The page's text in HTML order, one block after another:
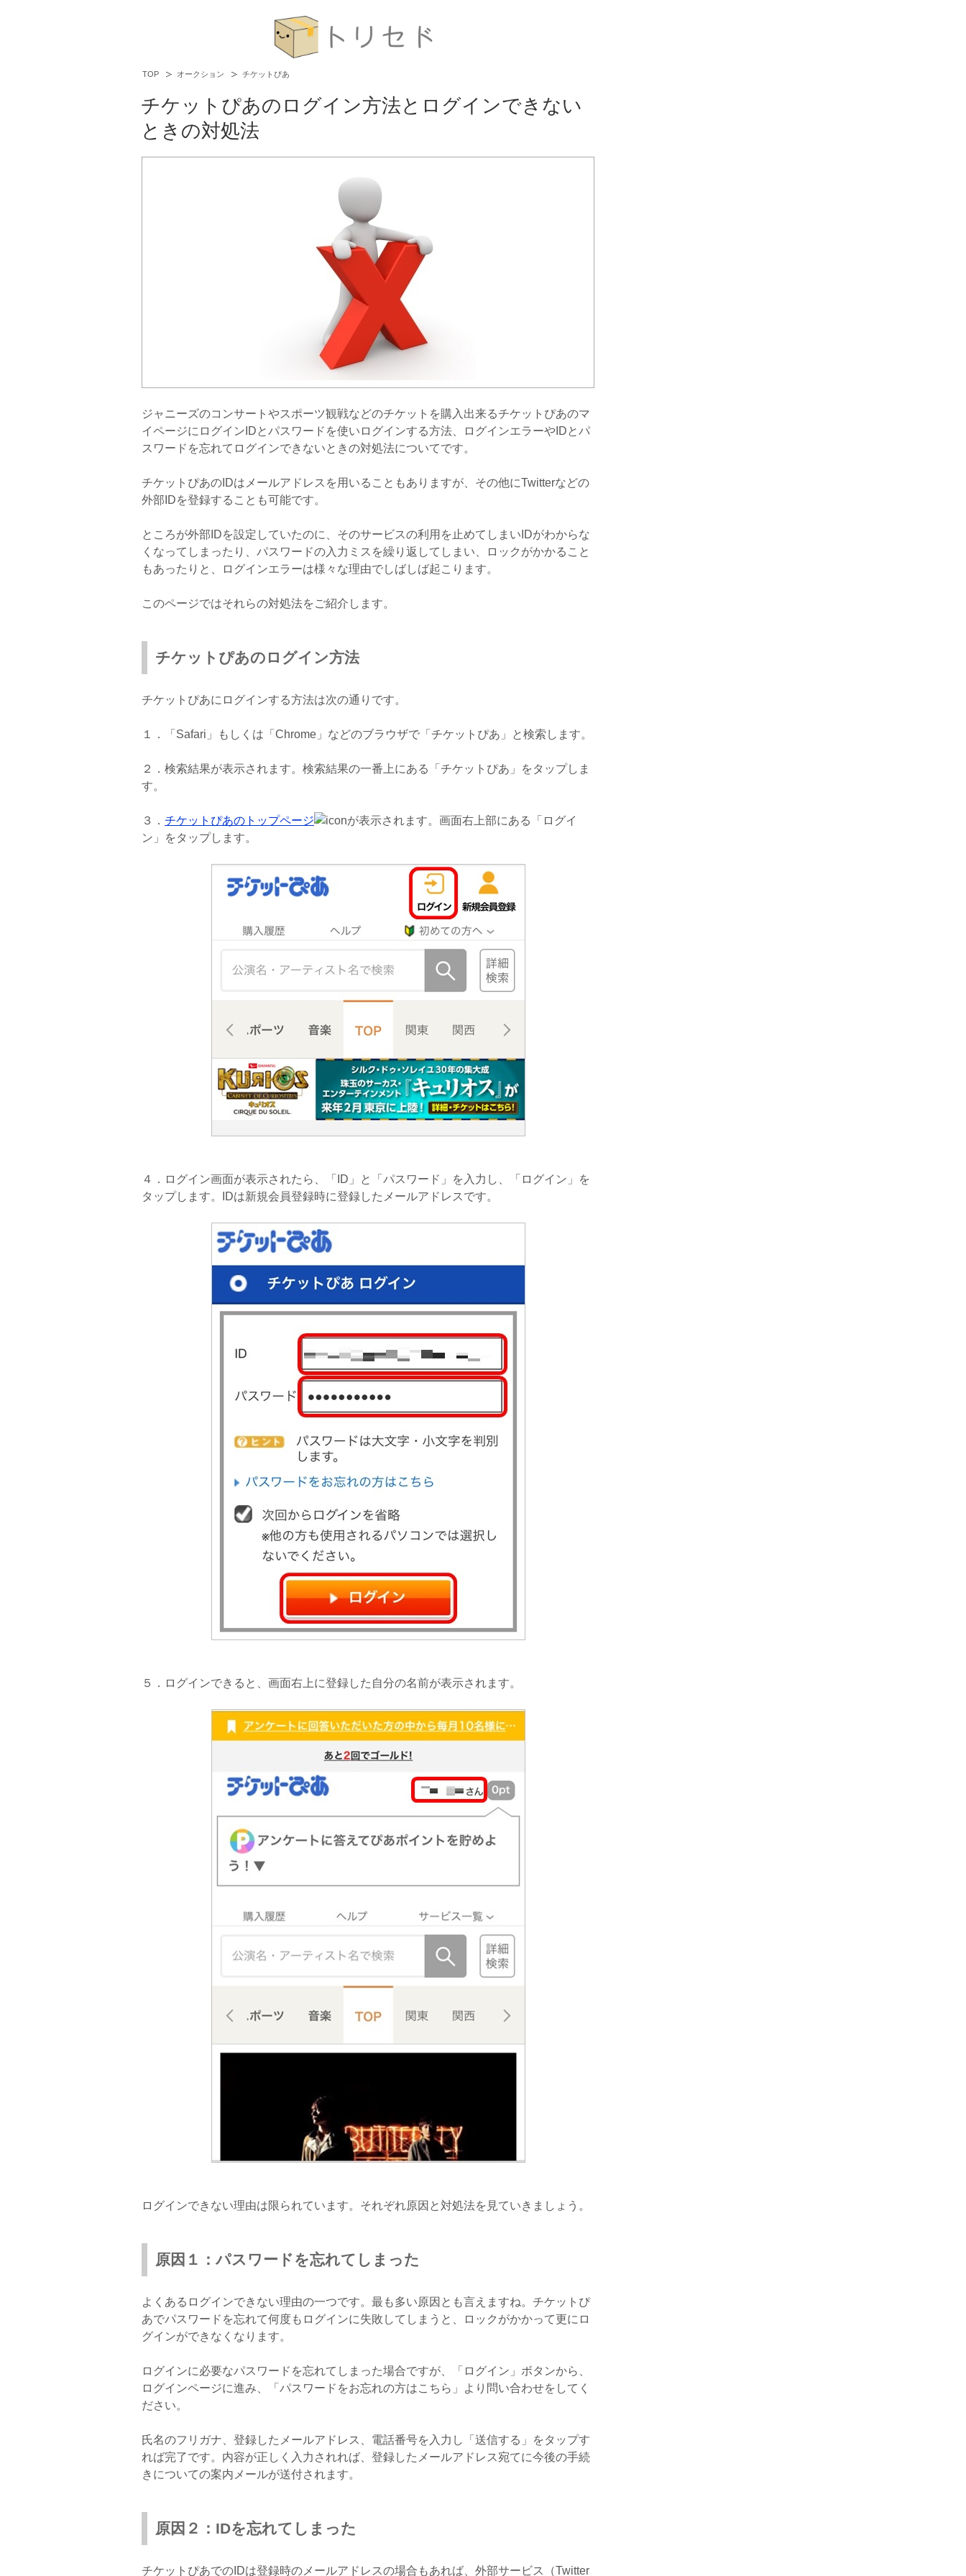
TOP オークション チケットぴあ
チケットぴあのログイン方法とログインできない
ときの対処法
ジャニーズのコンサートやスポーツ観戦などのチケットを購入出来るチケットぴあのマ
イページにログインIDとパスワードを使いログインする方法、ログインエラーやIDとパ
スワードを忘れてログインできないときの対処法についてです。
チケットぴあのIDはメールアドレスを用いることもありますが、その他にTwitterなどの
外部IDを登録することも可能です。
ところが外部IDを設定していたのに、そのサービスの利用を止めてしまいIDがわからな
くなってしまったり、パスワードの入力ミスを繰り返してしまい、ロックがかかること
もあったりと、ログインエラーは様々な理由でしばしば起こります。
このページではそれらの対処法をご紹介します。
チケットぴあのログイン方法
チケットぴあにログインする方法は次の通りです。
１．「Safari」もしくは「Chrome」などのブラウザで「チケットぴあ」と検索します。
２．検索結果が表示されます。検索結果の一番上にある「チケットぴあ」をタップしま
す。
３． チケットぴあのトップページ
が表示されます。画面右上部にある「ログイ
ン」をタップします。
４．ログイン画面が表示されたら、「ID」と「パスワード」を入力し、「ログイン」を
タップします。IDは新規会員登録時に登録したメールアドレスです。
５．ログインできると、画面右上に登録した自分の名前が表示されます。
ログインできない理由は限られています。それぞれ原因と対処法を見ていきましょう。
原因１：パスワードを忘れてしまった
よくあるログインできない理由の一つです。最も多い原因とも言えますね。チケットぴ
あでパスワードを忘れて何度もログインに失敗してしまうと、ロックがかかって更にロ
グインができなくなります。
ログインに必要なパスワードを忘れてしまった場合ですが、「ログイン」ボタンから、
ログインページに進み、「パスワードをお忘れの方はこちら」より問い合わせをしてく
ださい。
氏名のフリガナ、登録したメールアドレス、電話番号を入力し「送信する」をタップす
れば完了です。内容が正しく入力されれば、登録したメールアドレス宛てに今後の手続
きについての案内メールが送付されます。
原因２：IDを忘れてしまった
チケットぴあでのIDは登録時のメールアドレスの場合もあれば、外部サービス（Twitter